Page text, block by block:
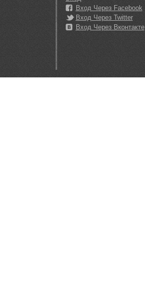
Вход Через Facebook
Вход Через Twitter
Вход Через Вконтакте